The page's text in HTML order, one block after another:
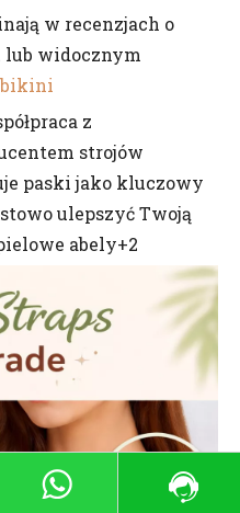
w recenzjach o
lub widocznym
z
strojów
paski jako kluczowy
ulepszyć Twoją
abely+2